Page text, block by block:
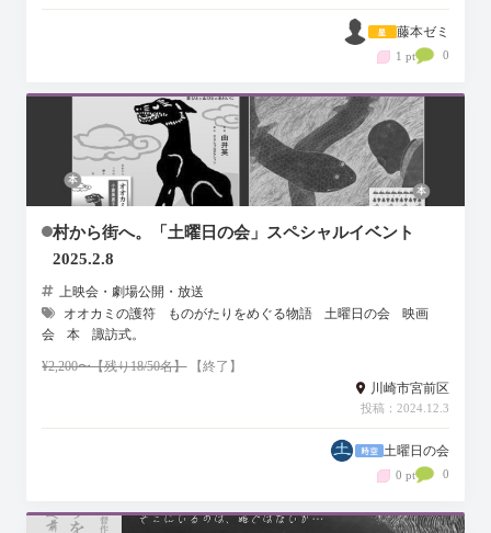
藤本ゼミ
1 pt 0
村から街へ。「土曜日の会」スペシャルイベント
2025.2.8
上映会・劇場公開・放送
オオカミの護符
ものがたりをめぐる物語 土曜日の会
映画
会
本 諏訪式。
¥2,200〜【残り18/50名】【終了】
川崎市宮前区
投稿：2024.12.3
土曜日の会
0 pt 0